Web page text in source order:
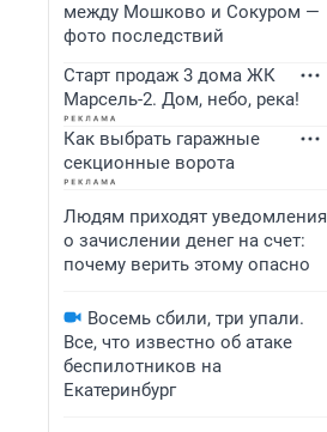
между Мошково и Сокуром —
фото последствий
Старт продаж 3 дома ЖК
Марсель-2. Дом, небо, река!
Как выбрать гаражные
секционные ворота
Людям приходят уведомления
о зачислении денег на счет:
почему верить этому опасно
Восемь сбили, три упали.
Все, что известно об атаке
беспилотников на
Екатеринбург